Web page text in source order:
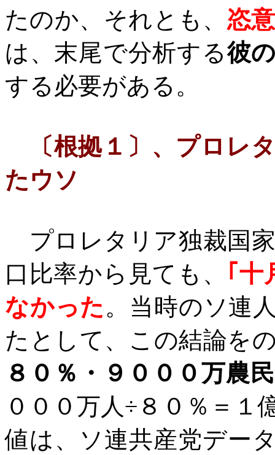
たのか、それとも、 恣
は、末尾で分析する彼
する必要がある。
〔根拠１〕、プロレ
たウソ
プロレタリア独裁国
口比率から見ても、
｢十
なかった 。当時のソ連
たとして、この結論を
８０％・９０００万農民
０００万人÷８０％＝１
値は、ソ連共産党デー